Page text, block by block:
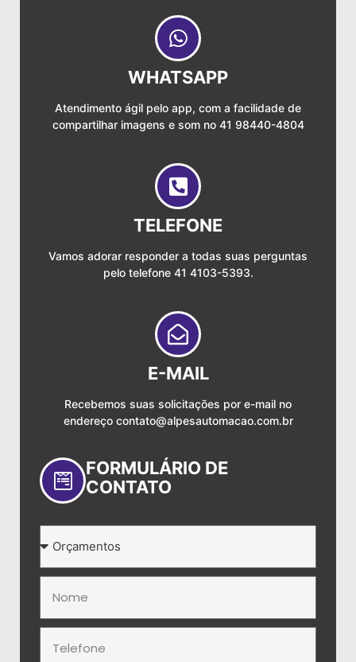
WHATSAPP
Atendimento ágil pelo app, com a facilidade de
compartilhar imagens e som no 41 98440-4804
TELEFONE
Vamos adorar responder a todas suas perguntas
pelo telefone 41 4103-5393.
E-MAIL
Recebemos suas solicitações por e-mail no
endereço contato@alpesautomacao.com.br
FORMULÁRIO DE
CONTATO